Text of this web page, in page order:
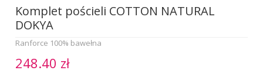
Komplet pościeli COTTON NATURAL
DOKYA
Ranforce 100% bawełna
248.40 zł